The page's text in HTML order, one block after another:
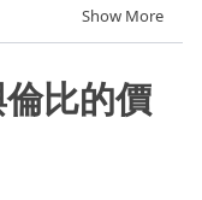
Show More
比的價